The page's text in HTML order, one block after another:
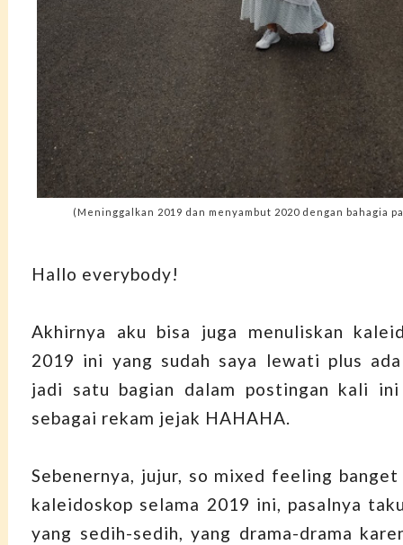
(Meninggalkan 2019 dan menyambut 2020 dengan bahagia
Hallo everybody!
Akhirnya aku bisa juga menuliskan
2019 ini yang sudah saya lewati plus
jadi satu bagian dalam postingan kali
sebagai rekam jejak HAHAHA.
Sebenernya, jujur, so mixed feeling
kaleidoskop selama 2019 ini, pasalnya
yang sedih-sedih, yang drama-drama